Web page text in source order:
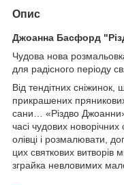
Опис
Джоанна Басфорд
Чудова нова
для радісного періоду
Від тендітних
прикрашених
сани… «Різдво
часі чудових
олівці і розмалювати,
цих святкових витворів
зграйка невловимих